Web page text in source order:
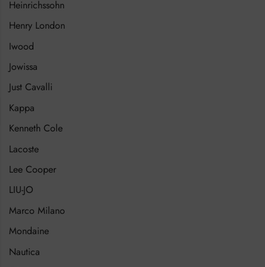
Heinrichssohn
Henry London
Iwood
Jowissa
Just Cavalli
Kappa
Kenneth Cole
Lacoste
Lee Cooper
LIU-JO
Marco Milano
Mondaine
Nautica